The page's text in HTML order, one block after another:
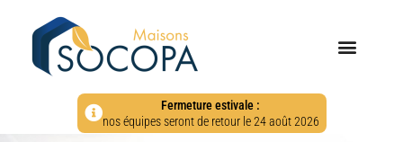
Fermeture estivale :
nos équipes seront de retour le 24 août 2026